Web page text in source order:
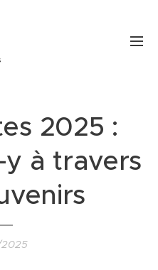
2025 :
à travers